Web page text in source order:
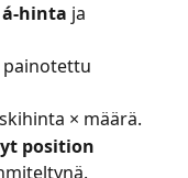
á-hinta ja
painotettu
× määrä.
position